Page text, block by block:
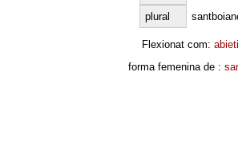
plural
Flexionat com:
forma femenina de :